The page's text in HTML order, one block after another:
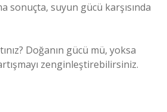
sonuçta, suyun gücü karşısında
Doğanın gücü mü, yoksa
zenginleştirebilirsiniz.